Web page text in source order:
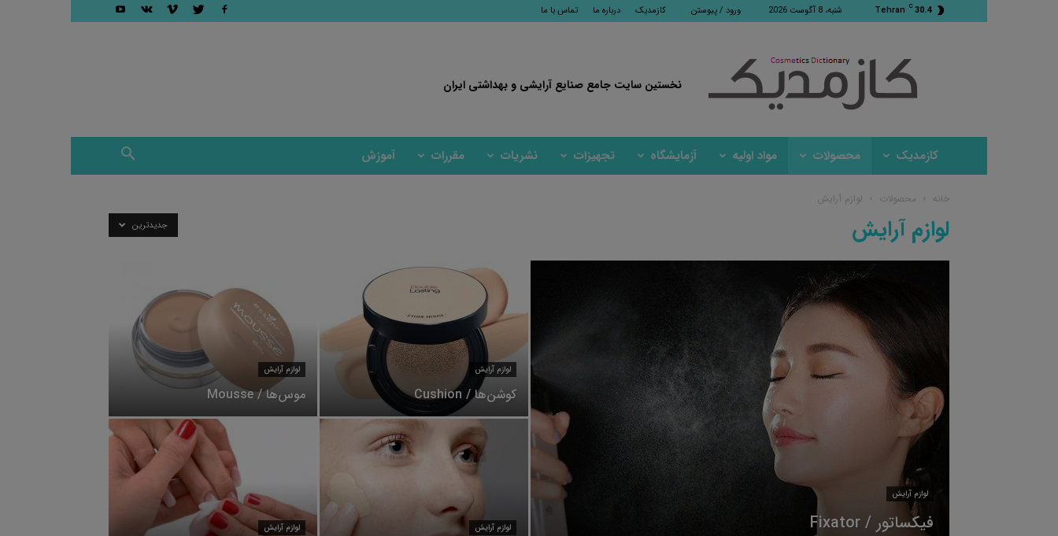
30.4
C
Tehran شنبه، 8 آگوست 2026 ورود / پیوستن کازمدیک درباره ما تماس با ما
نخستین سایت جامع صنایع آرایشی و بهداشتی ایران
کازمدیک محصولات مواد اولیه آزمایشگاه تجهیزات نشریات مقررات آموزش
خانه محصولات لوازم آرایش
لوازم آرایش جدیدترین
لوازم آرایش
فیکساتور / Fixator
لوازم آرایش
کوشن‌ها / Cushion
لوازم آرایش
موس‌ها / Mousse
لوازم آرایش لوازم آرایش